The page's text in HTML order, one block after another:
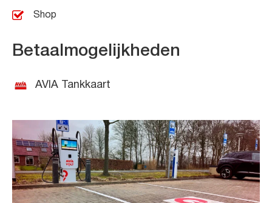
Shop
Betaalmogelijkheden
AVIA Tankkaart